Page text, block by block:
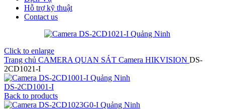
Hỗ trợ kỹ thuật
Contact us
Click to enlarge
Trang chủ CAMERA QUAN SÁT Camera HIKVISION DS-
2CD1021-I
DS-2CD1001-I
Back to products